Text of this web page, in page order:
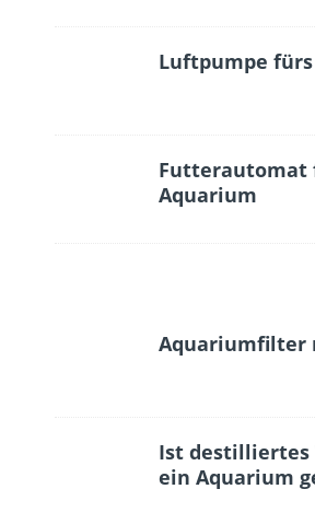
Luftpumpe
Futterautomat
Aquarium
Aquariumfilter
Ist destilliertes
ein Aquarium